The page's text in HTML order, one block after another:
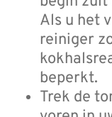
Als u het
reiniger
beperkt.
Trek de